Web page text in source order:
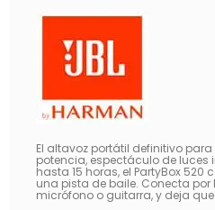
El altavoz portátil definitivo
potencia, espectáculo de
hasta 15 horas, el PartyBox 520
una pista de baile. Conecta por
micrófono o guitarra, y deja